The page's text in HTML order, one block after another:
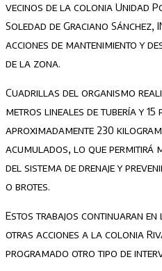
vecinos de la colonia Unidad
Soledad de Graciano Sánchez,
acciones de mantenimiento y
de la zona.
Cuadrillas del organismo
metros lineales de tubería y 15
aproximadamente 230
acumulados, lo que permitirá
del sistema de drenaje y
o brotes.
Estos trabajos continuaran en
otras acciones a la colonia
programado otro tipo de